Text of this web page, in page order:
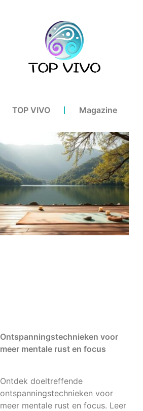
TOP VIVO Magazine
Ontspanningstechnieken voor
meer mentale rust en focus
Ontdek doeltreffende
ontspanningstechnieken voor
meer mentale rust en focus. Leer